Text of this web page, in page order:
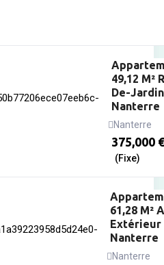
49,12 M²
De-
Nanterre
Nanterre
375,000 €
(Fixe)
61,28 M²
Extérieur
Nanterre
Nanterre